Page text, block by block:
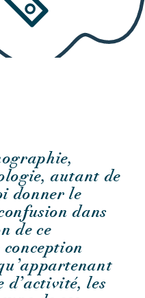
autant de
donner le
dans
de ce
d’activité, les